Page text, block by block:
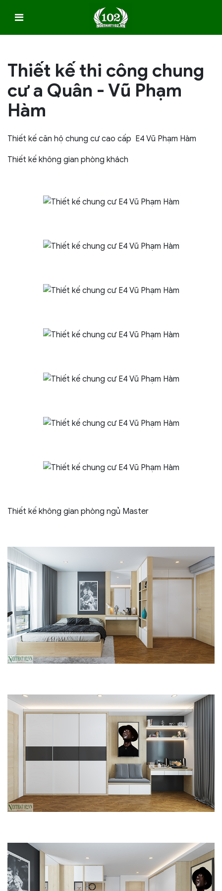
Thiết kế thi công chung
cư a Quân - Vũ Phạm
Hàm
Thiết kế căn hộ chung cư cao cấp E4 Vũ Phạm Hàm
Thiết kế không gian phòng khách
Thiết kế không gian phòng ngủ Master